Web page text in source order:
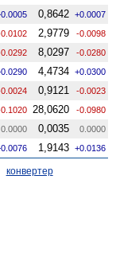
0,8642 +0.0007
2,9779 -0.0098
8,0297 -0.0280
4,4734 +0.0300
0,9121 -0.0023
28,0620 -0.0980
0.0000 0,0035 0.0000
1,9143 +0.0136
конвертер